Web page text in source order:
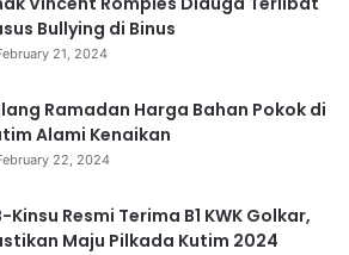
Bullying di Binus
21, 2024
Ramadan Harga Bahan Pokok di
Alami Kenaikan
22, 2024
Kinsu Resmi Terima B1 KWK Golkar,
Maju Pilkada Kutim 2024